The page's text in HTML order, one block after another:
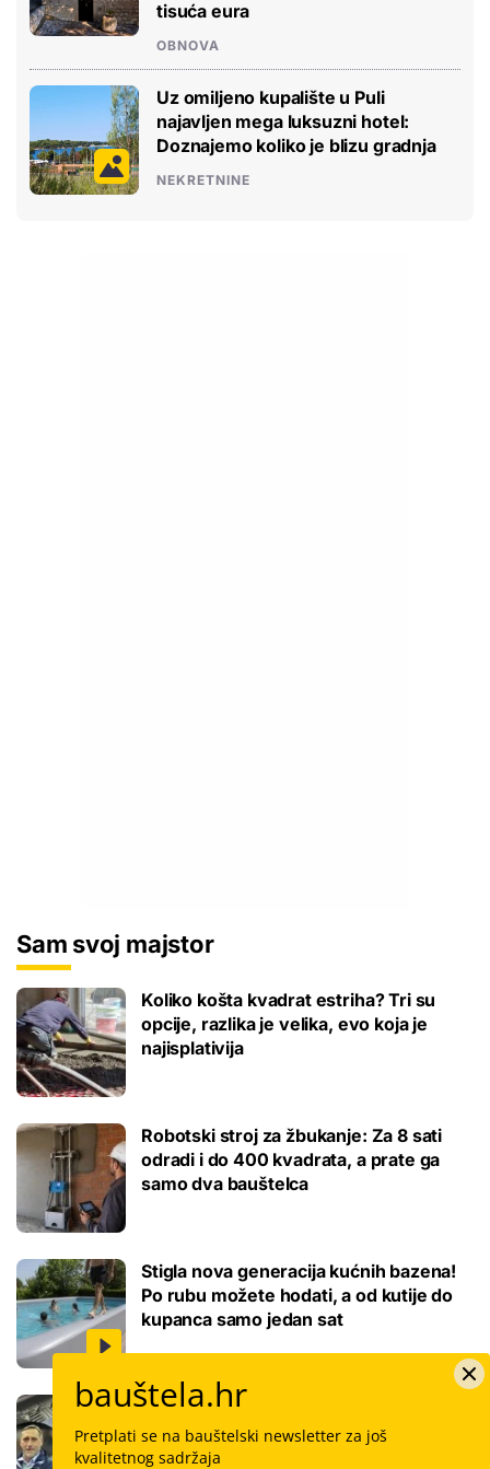
tisuća eura
OBNOVA
Uz omiljeno kupalište u Puli
najavljen mega luksuzni hotel:
Doznajemo koliko je blizu gradnja
NEKRETNINE
Sam svoj majstor
Koliko košta kvadrat estriha? Tri su
opcije, razlika je velika, evo koja je
najisplativija
Robotski stroj za žbukanje: Za 8 sati
odradi i do 400 kvadrata, a prate ga
samo dva bauštelca
Stigla nova generacija kućnih bazena!
Po rubu možete hodati, a od kutije do
kupanca samo jedan sat
Koliko košta keramičar za kvadrat
pločica: Cijenu određuju površina,
dimenzije keramike, ali i lokacija
bauštela.hr
Pretplati se na bauštelski newsletter za još
kvalitetnog sadržaja